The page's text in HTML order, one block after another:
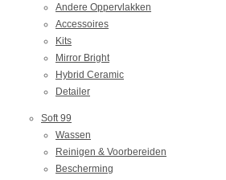
Andere Oppervlakken
Accessoires
Kits
Mirror Bright
Hybrid Ceramic
Detailer
Soft 99
Wassen
Reinigen & Voorbereiden
Bescherming